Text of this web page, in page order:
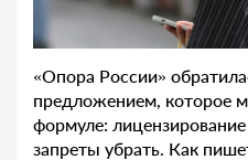
«Опора России»
предложением, которое
формуле:
запреты убрать. Как